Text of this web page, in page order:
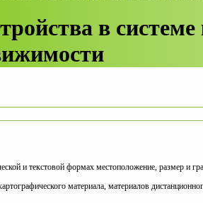
в
и текстовой формах местоположение, размер и
материала, материалов